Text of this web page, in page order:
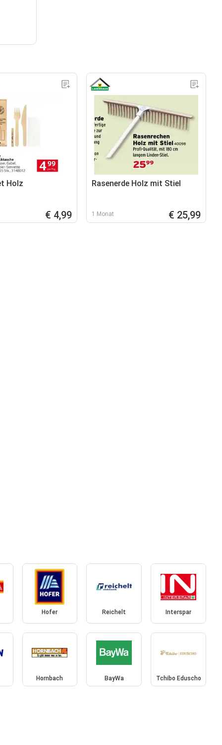
Holz
€ 4,99
Rasenerde Holz mit Stiel
1 Monat € 25,99
Hofer Reichelt Interspar
Hornbach BayWa Tchibo Eduscho